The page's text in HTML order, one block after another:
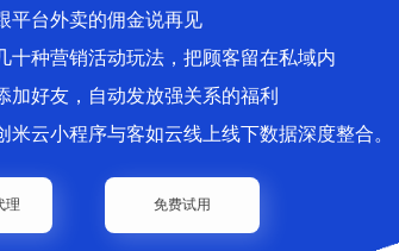
平台外卖的佣金说再见
十种营销活动玩法，把顾客留在私域内
加好友，自动发放强关系的福利
米云小程序与客如云线上线下数据深度整合。
理 免费试用